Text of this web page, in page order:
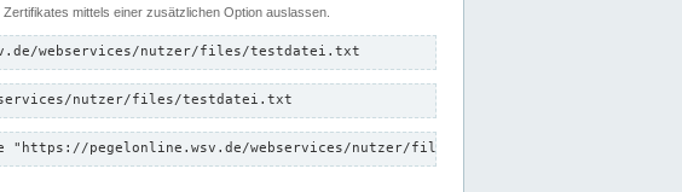
mittels einer zusätzlichen Option auslassen.
webservices/nutzer/files/testdatei.txt
nutzer/files/testdatei.txt
"https://pegelonline.wsv.de/webservices/nutzer/files/testdatei.txt"